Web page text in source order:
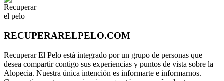
RECUPERARELPELO.COM
Recuperar El Pelo está integrado por un grupo de personas que
desea compartir contigo sus experiencias y puntos de vista sobre la
Alopecia. Nuestra única intención es informarte e informarnos.